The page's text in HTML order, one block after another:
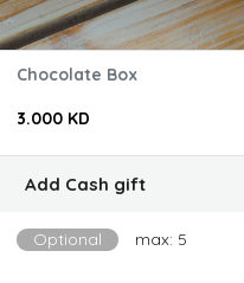
Chocolate Box
3.000 KD
Add Cash gift
Optional max: 5